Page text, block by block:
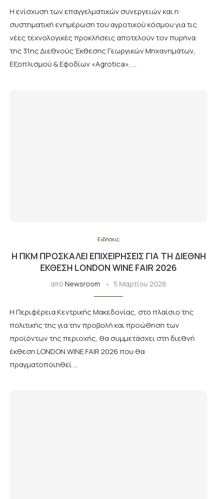
Η ενίσχυση των επαγγελματικών συνεργειών και η
συστηματική ενημέρωση του αγροτικού κόσμου για τις
νέες τεχνολογικές προκλήσεις αποτελούν τον πυρήνα
της 31ης Διεθνούς Έκθεσης Γεωργικών Μηχανημάτων,
Εξοπλισμού & Εφοδίων «Agrotica», …
Ειδήσεις
Η ΠΚΜ ΠΡΟΣΚΑΛΕΊ ΕΠΙΧΕΙΡΉΣΕΙΣ ΓΙΑ ΤΗ ΔΙΕΘΝΉ
ΈΚΘΕΣΗ LONDON WINE FAIR 2026
από Newsroom 5 Μαρτίου 2026
Η Περιφέρεια Κεντρικής Μακεδονίας, στο πλαίσιο της
πολιτικής της για την προβολή και προώθηση των
προϊόντων της περιοχής, θα συμμετάσχει στη διεθνή
έκθεση LONDON WINE FAIR 2026 που θα
πραγματοποιηθεί …